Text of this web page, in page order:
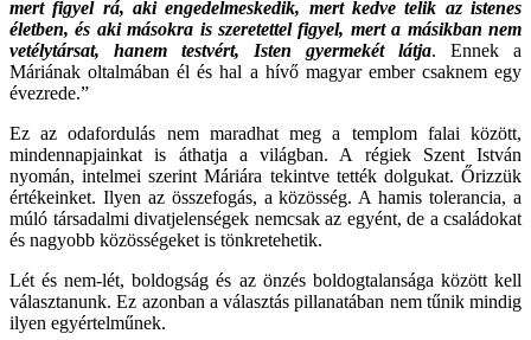
mert figyel rá, aki engedelmeskedik, mert kedve telik az istenes
életben, és aki másokra is szeretettel figyel, mert a másikban nem
vetélytársat, hanem testvért, Isten gyermekét látja. Ennek a
Máriának oltalmában él és hal a hívő magyar ember csaknem egy
évezrede.”
Ez az odafordulás nem maradhat meg a templom falai között,
mindennapjainkat is áthatja a világban. A régiek Szent István
nyomán, intelmei szerint Máriára tekintve tették dolgukat. Őrizzük
értékeinket. Ilyen az összefogás, a közösség. A hamis tolerancia, a
múló társadalmi divatjelenségek nemcsak az egyént, de a családokat
és nagyobb közösségeket is tönkretehetik.
Lét és nem-lét, boldogság és az önzés boldogtalansága között kell
választanunk. Ez azonban a választás pillanatában nem tűnik mindig
ilyen egyértelműnek.